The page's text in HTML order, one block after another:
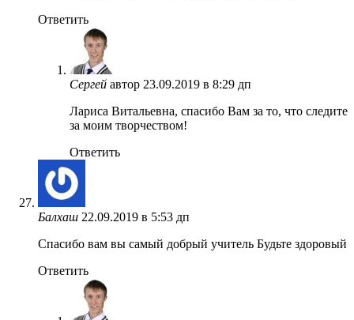
Ответить
Сергей автор 23.09.2019 в 8:29 дп
Лариса Витальевна, спасибо Вам за то, что следите
за моим творчеством!
Ответить
Балхаш 22.09.2019 в 5:53 дп
Спасибо вам вы самый добрый учитель Будьте здоровый
Ответить